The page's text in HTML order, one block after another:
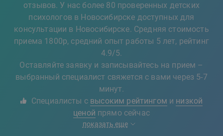
отзывов. У нас более 80 проверенных детских
психологов в Новосибирске доступных для
консультации в Новосибирске. Средняя стоимость
приема 1800р, средний опыт работы 5 лет, рейтинг
4.9/5.
Оставляйте заявку и записывайтесь на прием –
выбранный специалист свяжется с вами через 5-7
минут.
Специалисты с высоким рейтингом и низкой
ценой прямо сейчас
показать еще